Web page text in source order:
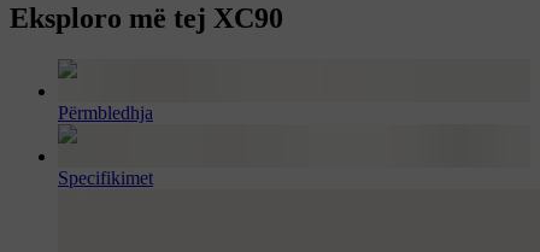
Eksploro më tej XC90
Përmbledhja
Specifikimet